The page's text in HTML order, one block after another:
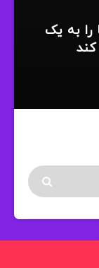
را به یک